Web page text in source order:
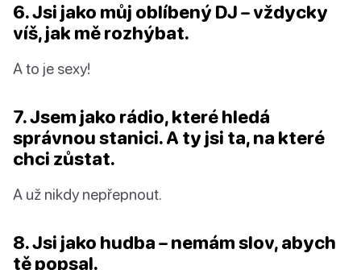
6. Jsi jako můj oblíbený DJ – vždycky
víš, jak mě rozhýbat.
A to je sexy!
7. Jsem jako rádio, které hledá
správnou stanici. A ty jsi ta, na které
chci zůstat.
A už nikdy nepřepnout.
8. Jsi jako hudba – nemám slov, abych
tě popsal.